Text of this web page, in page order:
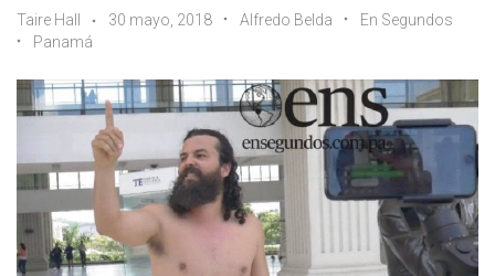
Taire Hall 30 mayo, 2018 Alfredo Belda
En Segundos
Panamá